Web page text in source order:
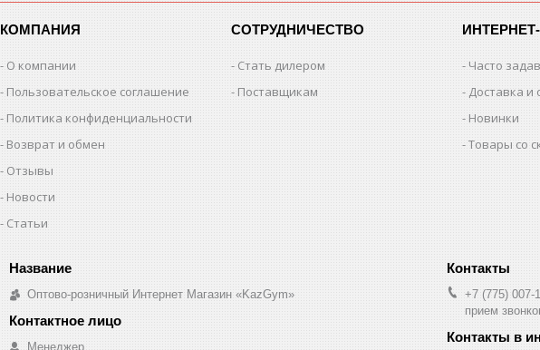
КОМПАНИЯ
О компании
Пользовательское соглашение
Политика конфиденциальности
Возврат и обмен
Отзывы
Новости
Статьи
СОТРУДНИЧЕСТВО
Стать дилером
Поставщикам
Часто
Доставка и
Новинки
Товары со
Оптово-розничный Интернет Магазин «KazGym»
Менеджер
+7 (775) 007-
прием